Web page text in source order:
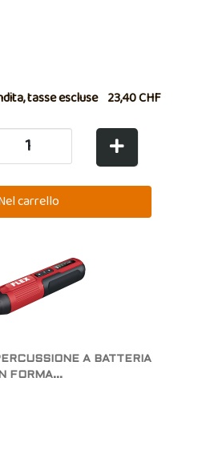
tasse escluse 23,40 CHF
A BATTERIA
IN FORMA...